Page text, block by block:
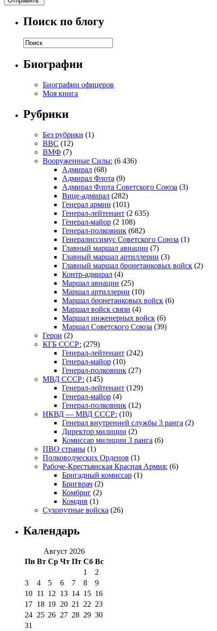
Поиск по блогу
Биографии
Биографии офицеров
Моя книга
Рубрики
Без рубрики (1)
ВВС (12)
ВМФ (7)
Вооруженные Силы: (6 436)
Адмирал (68)
Адмирал Флота (9)
Адмирал Флота Советского Союза (3)
Вице-адмирал (282)
Генерал армии (101)
Генерал-лейтенант (2 635)
Генерал-майор (2 108)
Генерал-полковник (682)
Генералиссимус Советского Союза (1)
Главный маршал авиации (7)
Главный маршал артиллерии (3)
Главный маршал бронетанковых войск (2)
Контр-адмирал (4)
Маршал авиации (25)
Маршал артиллерии (10)
Маршал бронетанковых войск (6)
Маршал войск связи (4)
Маршал инженерных войск (6)
Маршал Советского Союза (39)
Герои (2)
КГБ СССР: (279)
Генерал-лейтенант (242)
Генерал-майор (10)
Генерал-полковник (27)
МВД СССР: (145)
Генерал-лейтенант (129)
Генерал-майор (4)
Генерал-полковник (12)
НКВД — МВД СССР: (10)
Генерал внутренней службы 3 ранга (2)
Директор милиции (2)
Комиссар милиции 3 ранга (6)
ПВО страны (1)
Полководческих Орденов (1)
Рабоче-Крестьянская Красная Армия: (6)
Бригадный комиссар (1)
Бригврач (2)
Комбриг (2)
Комдив (1)
Сухопутные войска (26)
Календарь
Август 2026
Пн Вт Ср Чт Пт Сб Вс
1
2
3
4 5 6 7 8
9
10 11 12 13 14 15 16
17 18 19 20 21 22 23
24 25 26 27 28 29 30
31